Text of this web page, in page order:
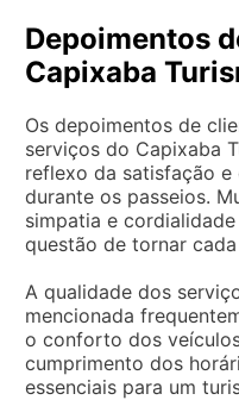
Depoimentos
Capixaba
Os depoimentos de
serviços do Capixaba
reflexo da satisfação
durante os passeios.
simpatia e
questão de tornar
A qualidade dos
mencionada
o conforto dos
cumprimento dos
essenciais para um